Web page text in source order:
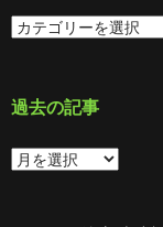
カ
テ
ー
過去の記事
過
去